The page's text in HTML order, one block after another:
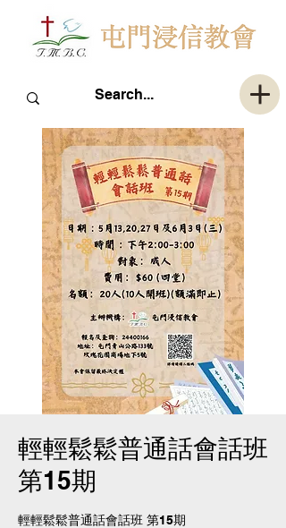
輕輕鬆鬆普通話會話班
第15期
輕輕鬆鬆普通話會話班 第15期